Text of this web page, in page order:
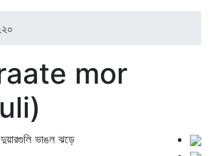
mor
ভাঙল ঝড়ে